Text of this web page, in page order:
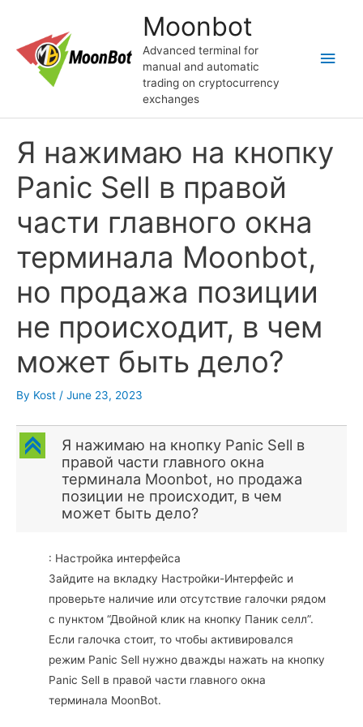
content
Moonbot
Advanced terminal for
manual and automatic
trading on cryptocurrency
exchanges
Main
Я нажимаю на кнопку
Panic Sell в правой
части главного окна
терминала Moonbot,
но продажа позиции
не происходит, в чем
может быть дело?
By Kost / June 23, 2023
C
Я нажимаю на кнопку Panic Sell в
правой части главного окна
терминала Moonbot, но продажа
позиции не происходит, в чем
может быть дело?
: Настройка интерфейса
Зайдите на вкладку Настройки-Интерфейс и
проверьте наличие или отсутствие галочки рядом
с пунктом “Двойной клик на кнопку Паник селл”.
Если галочка стоит, то чтобы активировался
режим Panic Sell нужно дважды нажать на кнопку
Panic Sell в правой части главного окна
терминала MoonBot.